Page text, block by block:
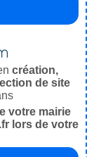
création,
de site
votre mairie
lors de votre